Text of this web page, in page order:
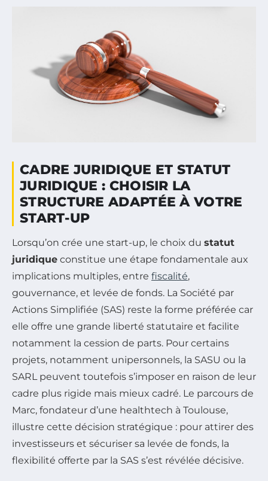
CADRE JURIDIQUE ET STATUT
JURIDIQUE : CHOISIR LA
STRUCTURE ADAPTÉE À VOTRE
START-UP
Lorsqu’on crée une start-up, le choix du statut
juridique constitue une étape fondamentale aux
implications multiples, entre fiscalité,
gouvernance, et levée de fonds. La Société par
Actions Simplifiée (SAS) reste la forme préférée car
elle offre une grande liberté statutaire et facilite
notamment la cession de parts. Pour certains
projets, notamment unipersonnels, la SASU ou la
SARL peuvent toutefois s’imposer en raison de leur
cadre plus rigide mais mieux cadré. Le parcours de
Marc, fondateur d’une healthtech à Toulouse,
illustre cette décision stratégique : pour attirer des
investisseurs et sécuriser sa levée de fonds, la
flexibilité offerte par la SAS s’est révélée décisive.